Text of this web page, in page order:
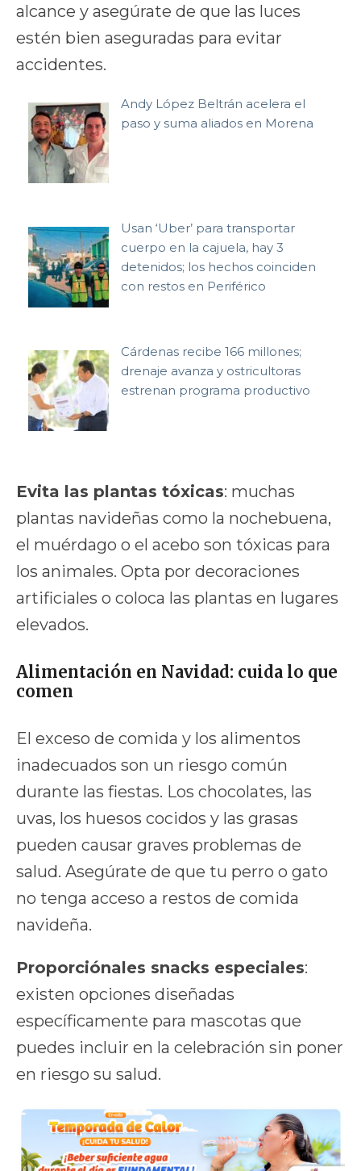
alcance y asegúrate de que las luces
estén bien aseguradas para evitar
accidentes.
Andy López Beltrán acelera el
paso y suma aliados en Morena
Usan ‘Uber’ para transportar
cuerpo en la cajuela, hay 3
detenidos; los hechos coinciden
con restos en Periférico
Cárdenas recibe 166 millones;
drenaje avanza y ostricultoras
estrenan programa productivo
Evita las plantas tóxicas: muchas
plantas navideñas como la nochebuena,
el muérdago o el acebo son tóxicas para
los animales. Opta por decoraciones
artificiales o coloca las plantas en lugares
elevados.
Alimentación en Navidad: cuida lo que
comen
El exceso de comida y los alimentos
inadecuados son un riesgo común
durante las fiestas. Los chocolates, las
uvas, los huesos cocidos y las grasas
pueden causar graves problemas de
salud. Asegúrate de que tu perro o gato
no tenga acceso a restos de comida
navideña.
Proporciónales snacks especiales:
existen opciones diseñadas
específicamente para mascotas que
puedes incluir en la celebración sin poner
en riesgo su salud.